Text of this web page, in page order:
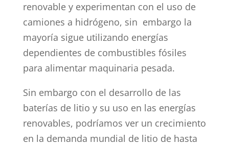
renovable y experimentan con el uso de
camiones a hidrógeno, sin embargo la
mayoría sigue utilizando energías
dependientes de combustibles fósiles
para alimentar maquinaria pesada.
Sin embargo con el desarrollo de las
baterías de litio y su uso en las energías
renovables, podríamos ver un crecimiento
en la demanda mundial de litio de hasta